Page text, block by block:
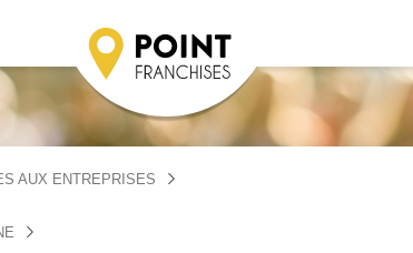
AUX ENTREPRISES